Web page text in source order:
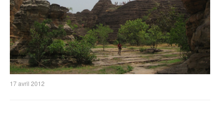
17 avril 2012